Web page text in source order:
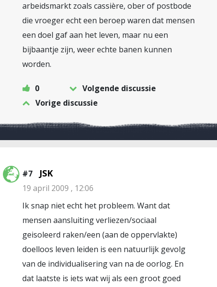
arbeidsmarkt zoals cassière, ober of postbode
die vroeger echt een beroep waren dat mensen
een doel gaf aan het leven, maar nu een
bijbaantje zijn, weer echte banen kunnen
worden.
0
Volgende discussie
Vorige discussie
#7 JSK
19 april 2009 , 12:06
Ik snap niet echt het probleem. Want dat
mensen aansluiting verliezen/sociaal
geisoleerd raken/een (aan de oppervlakte)
doelloos leven leiden is een natuurlijk gevolg
van de individualisering van na de oorlog. En
dat laatste is iets wat wij als een groot goed